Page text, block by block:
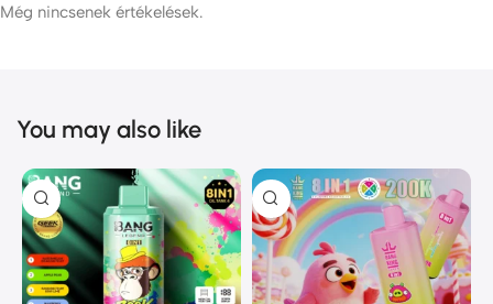
Még nincsenek értékelések.
You may also like